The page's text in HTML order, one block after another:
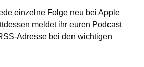
einzelne Folge neu bei Apple
meldet ihr euren Podcast
Adresse bei den wichtigen